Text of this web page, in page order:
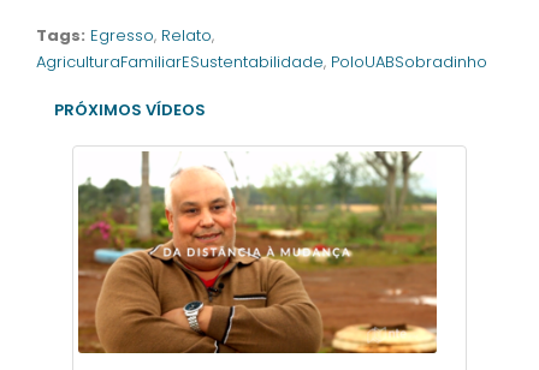
Tags: Egresso, Relato,
AgriculturaFamiliarESustentabilidade, PoloUABSobradinho
PRÓXIMOS VÍDEOS